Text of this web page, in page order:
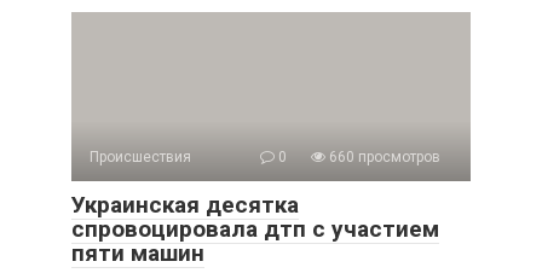
Происшествия 0 660 просмотров
Украинская десятка
спровоцировала дтп с участием
пяти машин